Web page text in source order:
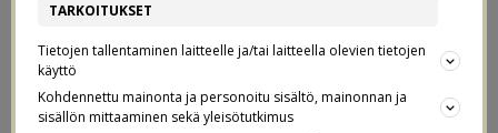
TARKOITUKSET
Tietojen tallentaminen laitteelle ja/tai laitteella olevien tietojen
käyttö
Kohdennettu mainonta ja personoitu sisältö, mainonnan ja
sisällön mittaaminen sekä yleisötutkimus